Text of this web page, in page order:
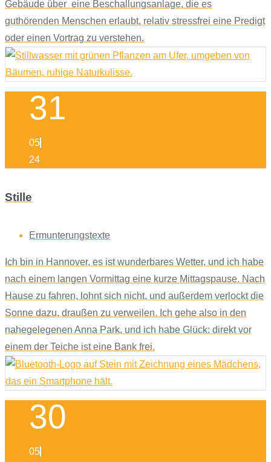
Gebäude über eine Beschallungsanlage, die es
guthörenden Menschen erlaubt, relativ stressfrei eine Predigt
oder einen Vortrag zu verstehen.
31
05
24
Stille
Ermunterungstexte
Ich bin in Hannover, es ist wunderbares Wetter, und ich habe
nach einem langen Vormittag eine kurze Mittagspause. Nach
Hause zu fahren, lohnt sich nicht, und außerdem verlockt die
Sonne dazu, draußen zu verweilen. Ich gehe also in den
nahegelegenen Anna Park, und ich habe Glück: direkt vor
einem der Teiche ist eine Bank frei.
30
05